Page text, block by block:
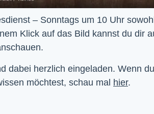
Klick auf das Bild kannst du dir
dabei herzlich eingeladen. Wenn
möchtest, schau mal hier.